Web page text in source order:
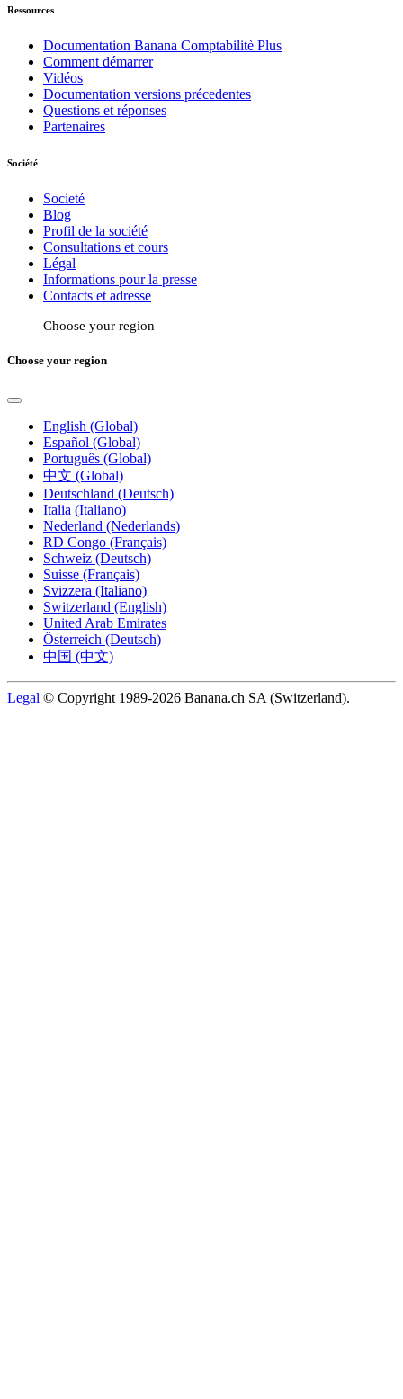
Ressources
Documentation Banana Comptabilitè Plus
Comment démarrer
Vidéos
Documentation versions précedentes
Questions et réponses
Partenaires
Société
Societé
Blog
Profil de la société
Consultations et cours
Légal
Informations pour la presse
Contacts et adresse
Choose your region
Choose your region
English (Global)
Español (Global)
Português (Global)
中文 (Global)
Deutschland (Deutsch)
Italia (Italiano)
Nederland (Nederlands)
RD Congo (Français)
Schweiz (Deutsch)
Suisse (Français)
Svizzera (Italiano)
Switzerland (English)
United Arab Emirates
Österreich (Deutsch)
中国 (中文)
Legal © Copyright 1989-2026 Banana.ch SA (Switzerland).